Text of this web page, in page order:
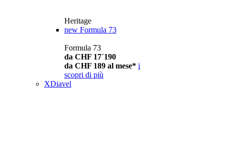
Heritage
new Formula 73
Formula 73
da CHF 17´190
da CHF 189 al mese* i
scopri di più
XDiavel